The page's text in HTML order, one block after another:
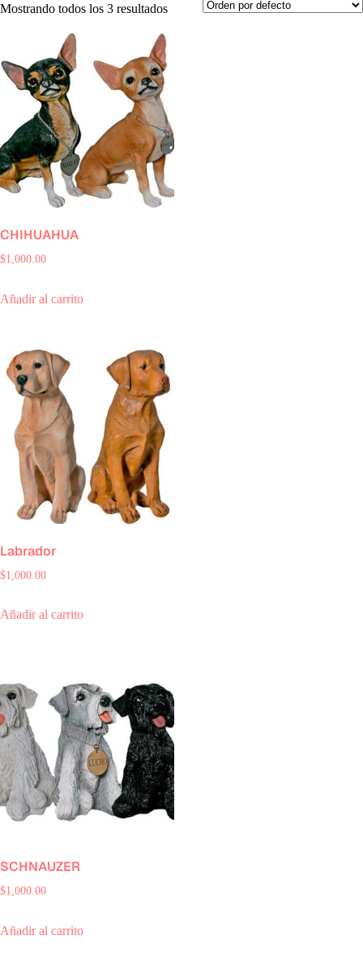
Mostrando todos los 3 resultados
CHIHUAHUA
$1,000.00
Añadir al carrito
Labrador
$1,000.00
Añadir al carrito
SCHNAUZER
$1,000.00
Añadir al carrito